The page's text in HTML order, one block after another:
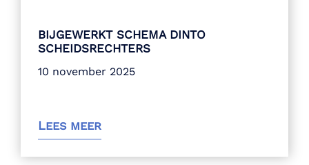
BIJGEWERKT SCHEMA DINTO
SCHEIDSRECHTERS
10 november 2025
Lees meer